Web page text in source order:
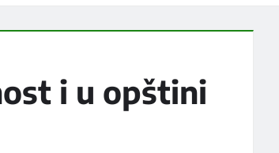
i u opštini